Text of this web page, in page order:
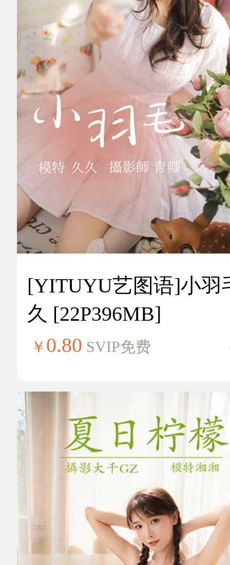
[YITUYU艺图语]小羽
久 [22P396MB]
￥ 0.80 SVIP免费